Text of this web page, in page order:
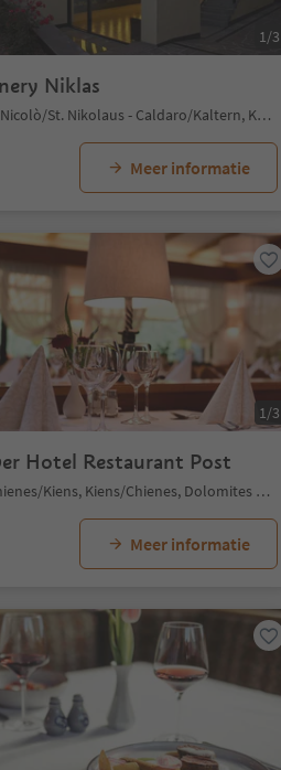
1/3
Niklas
S. Nicolò/St. Nikolaus - Caldaro/Kaltern, Kaltern an der Weinstraße/Caldaro sulla Strada del Vino, Alto Adige Wine Road
Meer informatie
1/3
Hotel Restaurant Post
Chienes/Kiens, Kiens/Chienes, Dolomites Region Kronplatz/Plan de Corones
Meer informatie